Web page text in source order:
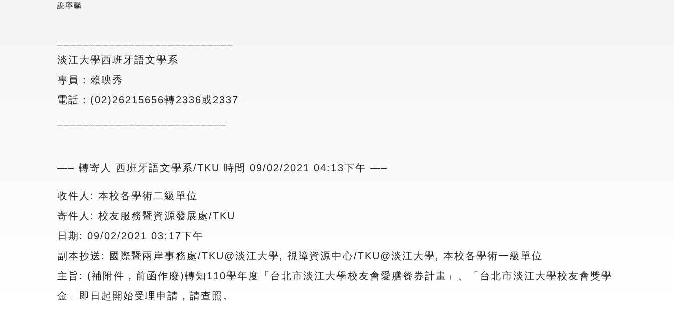
謝寧馨
淡江大學西班牙語文學系
專員：賴映秀
電話：(02)26215656轉2336或2337
—– 轉寄人 西班牙語文學系/TKU 時間 09/02/2021 04:13下午 —–
收件人: 本校各學術二級單位
寄件人: 校友服務暨資源發展處/TKU
日期: 09/02/2021 03:17下午
副本抄送: 國際暨兩岸事務處/TKU@淡江大學, 視障資源中心/TKU@淡江大學, 本校各學術一級單位
主旨: (補附件，前函作廢)轉知110學年度「台北市淡江大學校友會愛膳餐券計畫」、「台北市淡江大學校友會獎學
金」即日起開始受理申請，請查照。